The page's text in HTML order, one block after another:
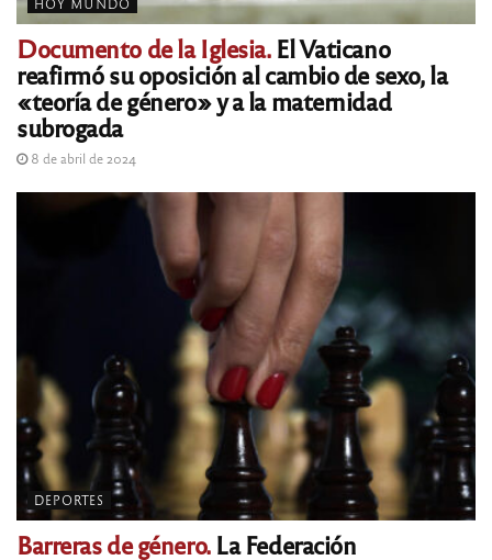
HOY MUNDO
Documento de la Iglesia.El Vaticano
reafirmó su oposición al cambio de sexo, la
«teoría de género» y a la maternidad
subrogada
8 de abril de 2024
DEPORTES
Barreras de género.La Federación